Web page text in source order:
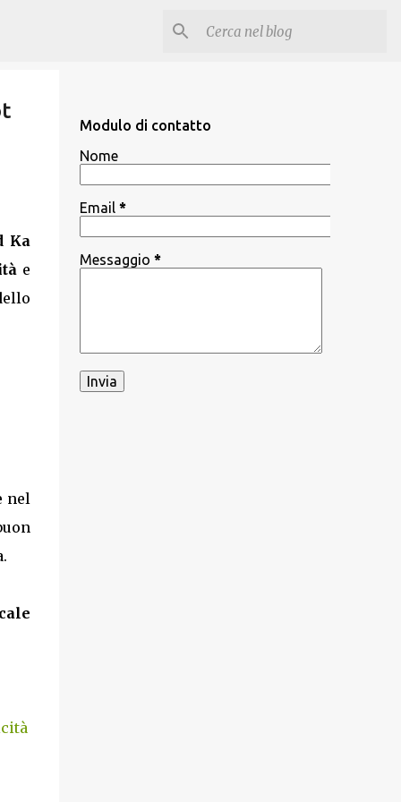
Ka
e
nel
Modulo di contatto
Nome
Email *
Messaggio *